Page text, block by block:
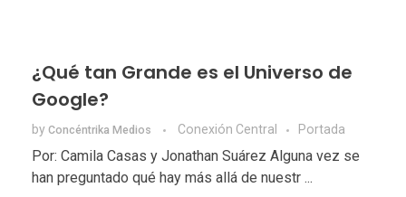
¿Qué tan Grande es el Universo de
Google?
by Concéntrika Medios Conexión Central Portada
Por: Camila Casas y Jonathan Suárez Alguna vez se
han preguntado qué hay más allá de nuestr ...